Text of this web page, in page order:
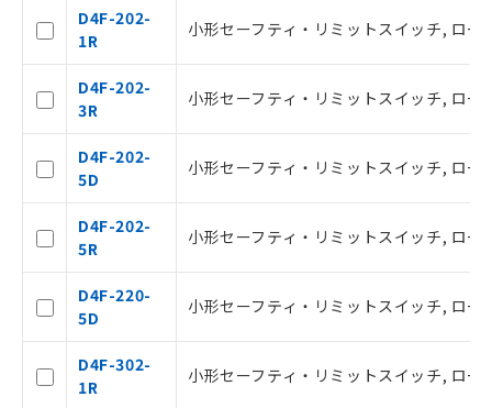
D4F-202-
1R
小形セーフティ・リミットスイッチ, ロ
D4F-202-
3R
小形セーフティ・リミットスイッチ, ロ
D4F-202-
5D
小形セーフティ・リミットスイッチ, ロ
D4F-202-
5R
小形セーフティ・リミットスイッチ, ロ
D4F-220-
5D
小形セーフティ・リミットスイッチ, ロ
D4F-302-
1R
小形セーフティ・リミットスイッチ, ロ
ご利用条件
以下の条件をお読みいただき、同意のうえ
ご利用ください。
商品の当社在庫状況および標準価格(税
抜)を提供させていただくものです。